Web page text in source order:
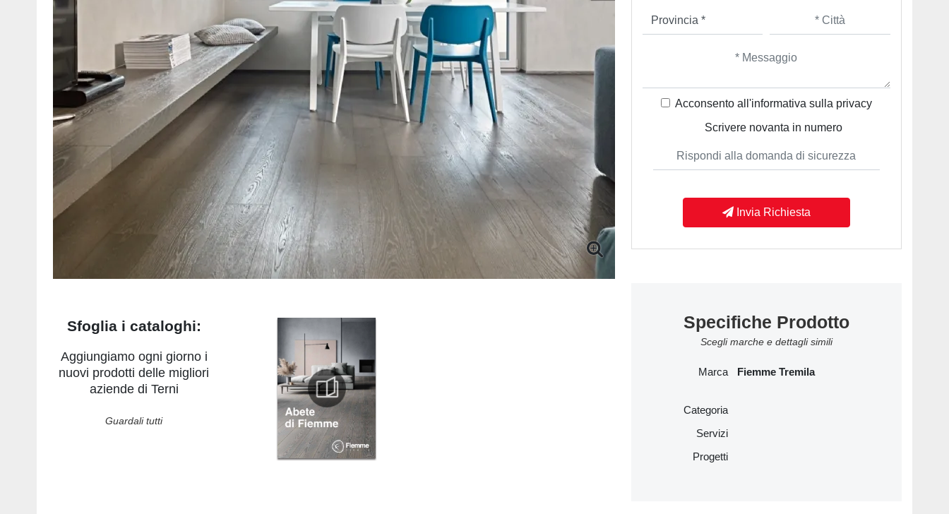
Sfoglia i cataloghi:
Aggiungiamo ogni giorno i
nuovi prodotti delle migliori
aziende di Terni
Guardali tutti
Acconsento all'informativa sulla privacy
Scrivere novanta in numero
Invia Richiesta
Specifiche Prodotto
Scegli marche e dettagli simili
Marca Fiemme Tremila
Categoria
Servizi
Progetti